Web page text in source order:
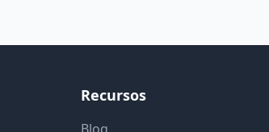
Recursos